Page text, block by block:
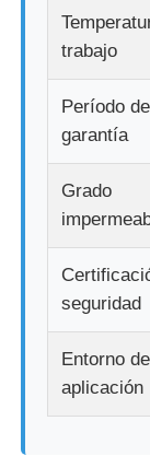
trabajo
Período de
garantía
Grado
seguridad
Entorno de
aplicación